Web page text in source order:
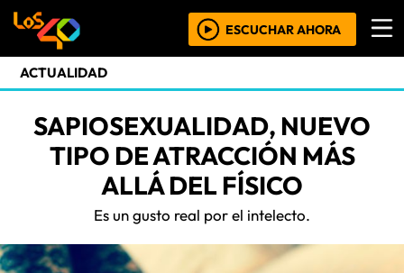
ESCUCHAR AHORA
ACTUALIDAD
SAPIOSEXUALIDAD, NUEVO
TIPO DE ATRACCIÓN MÁS
ALLÁ DEL FÍSICO
Es un gusto real por el intelecto.